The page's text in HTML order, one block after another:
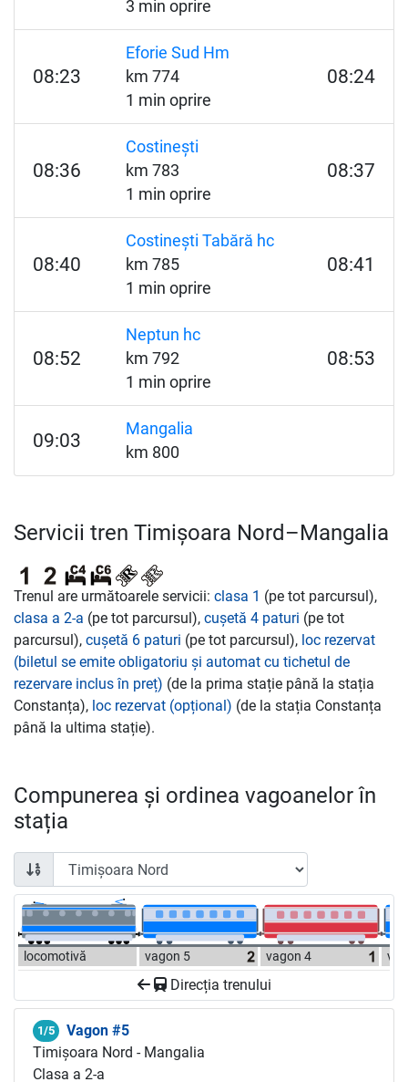
3 min oprire
08:23
Eforie Sud Hm
km 774
1 min oprire
08:24
08:36
Costinești
km 783
1 min oprire
08:37
08:40
Costinești Tabără hc
km 785
1 min oprire
08:41
08:52
Neptun hc
km 792
1 min oprire
08:53
09:03
Mangalia
km 800
Servicii tren Timișoara Nord–Mangalia
Trenul are următoarele servicii: clasa 1 (pe tot parcursul),
clasa a 2-a (pe tot parcursul), cușetă 4 paturi (pe tot
parcursul), cușetă 6 paturi (pe tot parcursul), loc rezervat
(biletul se emite obligatoriu și automat cu tichetul de
rezervare inclus în preț) (de la prima stație până la stația
Constanța), loc rezervat (opțional) (de la stația Constanța
până la ultima stație).
Compunerea și ordinea vagoanelor în
stația
locomotivă vagon 5 vagon 4
Direcția trenului
1/5
Vagon #5
Timișoara Nord - Mangalia
Clasa a 2-a